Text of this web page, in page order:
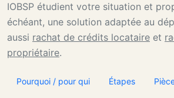
IOBSP étudient votre situation et
échéant, une solution adaptée au
aussi rachat de crédits locataire et
propriétaire.
Pourquoi / pour qui Étapes